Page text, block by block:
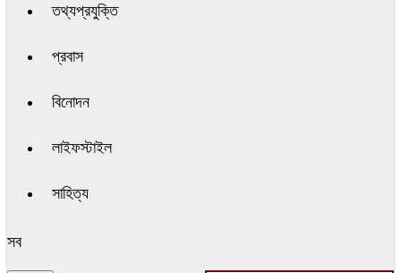
তথ্যপ্রযুক্তি
প্রবাস
বিনোদন
লাইফস্টাইল
সাহিত্য
সব